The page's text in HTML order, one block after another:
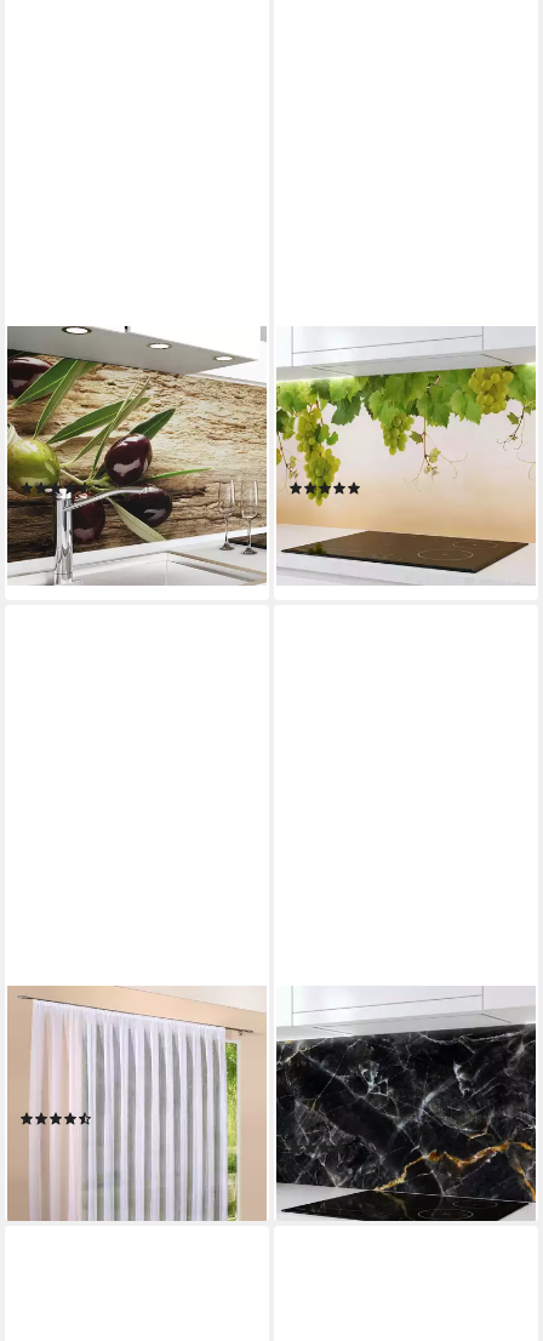
DANARIO
Küchenrückwand Folie
selbstklebend - Matt -
Spritzschutz Küche - versteift
& robust
(76)
ab 37,90 €
lieferbar - in 4-5 Werktagen bei dir
+3
RODNIK
Küchenrückwand Trauben,
monolithische ABS-Platte mit
Direktdruck, formstabil und
langlebig
ab 79,00 €
lieferbar - in 5-6 Werktagen bei dir
DECOHOME24
Gardine Voile Streifen Weiß (1
St), Kräuselband,
halbtransparent, Voile, Store
lieferbar - in 5-6 Werktagen bei dir
RODNIK
Küchenrückwand Marmor
schwarz, monolithische ABS-
Platte mit Direktdruck,
formstabil und langlebig
(5)
ab 79,00 €
lieferbar - in 5-6 Werktagen bei dir